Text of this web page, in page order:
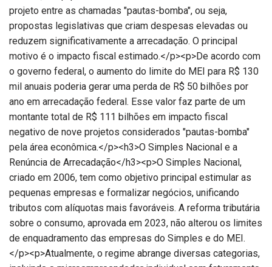
projeto entre as chamadas "pautas-bomba", ou seja,
propostas legislativas que criam despesas elevadas ou
reduzem significativamente a arrecadação. O principal
motivo é o impacto fiscal estimado.</p><p>De acordo com
o governo federal, o aumento do limite do MEI para R$ 130
mil anuais poderia gerar uma perda de R$ 50 bilhões por
ano em arrecadação federal. Esse valor faz parte de um
montante total de R$ 111 bilhões em impacto fiscal
negativo de nove projetos considerados "pautas-bomba"
pela área econômica.</p><h3>O Simples Nacional e a
Renúncia de Arrecadação</h3><p>O Simples Nacional,
criado em 2006, tem como objetivo principal estimular as
pequenas empresas e formalizar negócios, unificando
tributos com alíquotas mais favoráveis. A reforma tributária
sobre o consumo, aprovada em 2023, não alterou os limites
de enquadramento das empresas do Simples e do MEI.
</p><p>Atualmente, o regime abrange diversas categorias,